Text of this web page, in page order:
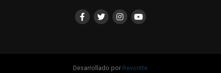
Desarrollado por Revontte